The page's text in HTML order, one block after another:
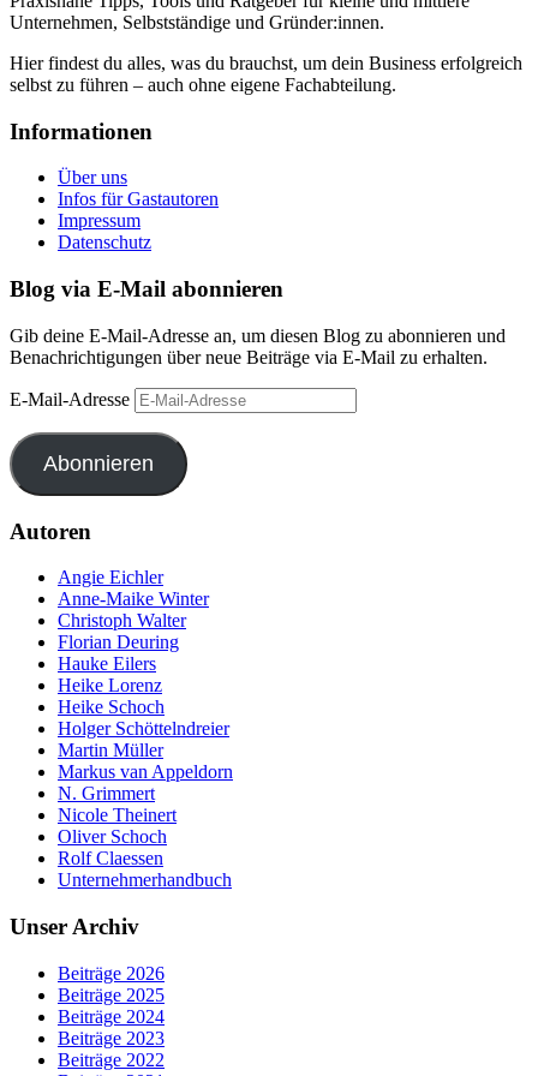
Unternehmen, Selbstständige und Gründer:innen.
Hier findest du alles, was du brauchst, um dein Business erfolgreich
selbst zu führen – auch ohne eigene Fachabteilung.
Informationen
Über uns
Infos für Gastautoren
Impressum
Datenschutz
Blog via E-Mail abonnieren
Gib deine E-Mail-Adresse an, um diesen Blog zu abonnieren und
Benachrichtigungen über neue Beiträge via E-Mail zu erhalten.
E-Mail-Adresse
Abonnieren
Autoren
Angie Eichler
Anne-Maike Winter
Christoph Walter
Florian Deuring
Hauke Eilers
Heike Lorenz
Heike Schoch
Holger Schöttelndreier
Martin Müller
Markus van Appeldorn
N. Grimmert
Nicole Theinert
Oliver Schoch
Rolf Claessen
Unternehmerhandbuch
Unser Archiv
Beiträge 2026
Beiträge 2025
Beiträge 2024
Beiträge 2023
Beiträge 2022